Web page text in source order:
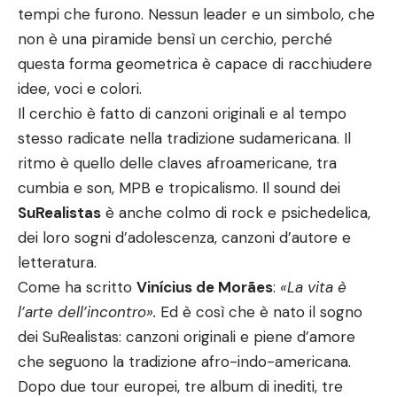
tempi che furono. Nessun leader e un simbolo, che
non è una piramide bensì un cerchio, perché
questa forma geometrica è capace di racchiudere
idee, voci e colori.
Il cerchio è fatto di canzoni originali e al tempo
stesso radicate nella tradizione sudamericana. Il
ritmo è quello delle claves afroamericane, tra
cumbia e son, MPB e tropicalismo. Il sound dei
SuRealistas è anche colmo di rock e psichedelica,
dei loro sogni d’adolescenza, canzoni d’autore e
letteratura.
Come ha scritto Vinícius de Morães: «La vita è
l’arte dell’incontro». Ed è così che è nato il sogno
dei SuRealistas: canzoni originali e piene d’amore
che seguono la tradizione afro-indo-americana.
Dopo due tour europei, tre album di inediti, tre